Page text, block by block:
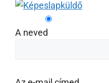
A neved